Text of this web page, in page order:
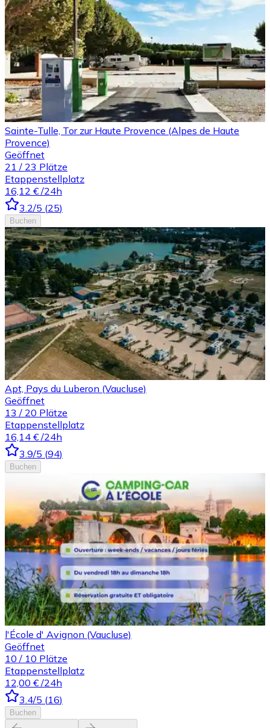
Sainte-Tulle, Tor zur Haute Provence (Alpes de Haute
Provence)
Geöffnet
21 / 23 Plätze
Etappenstellplatz
16,12 € /24h
3.2/5 (25)
Buchen
Apt, Pays du Luberon (Vaucluse)
Geöffnet
13 / 20 Plätze
Etappenstellplatz
16,14 € /24h
3.9/5 (94)
Buchen
l'École d' Avignon (Vaucluse)
Geöffnet
10 / 10 Plätze
Etappenstellplatz
12,00 € /24h
3.4/5 (16)
Buchen